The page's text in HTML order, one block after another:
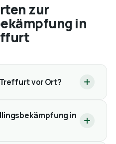
zur
in
vor Ort?
in